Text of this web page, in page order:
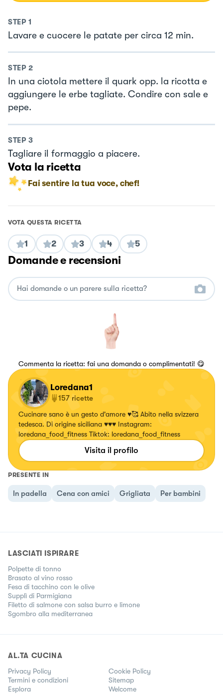
STEP 1
Lavare e cuocere le patate per circa 12 min.
STEP 2
In una ciotola mettere il quark opp. la ricotta e
aggiungere le erbe tagliate. Condire con sale e
pepe.
STEP 3
Tagliare il formaggio a piacere.
Vota la ricetta
Fai sentire la tua voce, chef!
VOTA QUESTA RICETTA
1 2 3 4 5
Domande e recensioni
Commenta la ricetta: fai una domanda o complimentati! 😋
Loredana1
157 ricette
Cucinare sano è un gesto d'amore ♥️🥰 Abito nella svizzera
tedesca. Di origine siciliana ♥️♥️♥️ Instagram:
loredana_food_fitness Tiktok: loredana_food_fitness
Visita il profilo
PRESENTE IN
In padella Cena con amici Grigliata Per bambini
LASCIATI ISPIRARE
Polpette di tonno
Brasato al vino rosso
Fesa di tacchino con le olive
Supplì di Parmigiana
Filetto di salmone con salsa burro e limone
Sgombro alla mediterranea
AL.TA CUCINA
Privacy Policy
Cookie Policy
Termini e condizioni
Sitemap
Esplora
Welcome